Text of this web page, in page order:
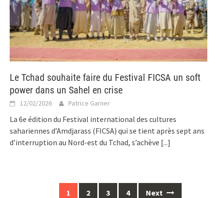
Le Tchad souhaite faire du Festival FICSA un soft
power dans un Sahel en crise
12/02/2026 Patrice Garner
La 6e édition du Festival international des cultures
sahariennes d’Amdjarass (FICSA) qui se tient après sept ans
d’interruption au Nord-est du Tchad, s’achève [...]
1 2 3 4 Next